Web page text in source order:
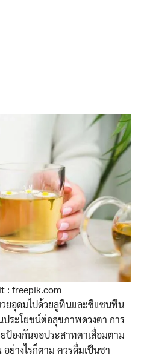
: freepik.com
วยอุดมไปด้วยลูทีนและซีแซนทีน
ระโยชน์ต่อสุขภาพดวงตา การ
ป้องกันจอประสาทตาเสื่อมตาม
อย่างไรก็ตาม ควรดื่มเป็นชา